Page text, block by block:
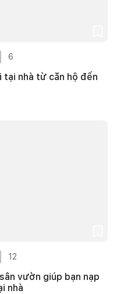
6
nhà từ căn hộ đến
12
vườn giúp bạn nạp
nhà